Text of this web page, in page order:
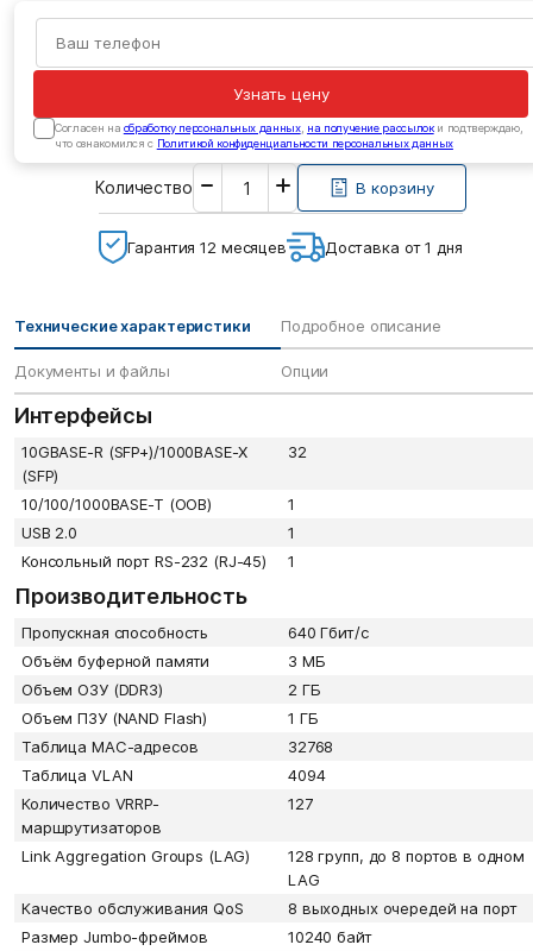
Узнать цену
Cогласен на обработку персональных данных, на получение рассылоки подтверждаю,
что ознакомился с Политикой конфиденциальности персональных данных
Количество
Введите
необходимое
количество
В корзину
Гарантия 12 месяцев Доставка от 1 дня
Технические характеристики Подробное описание
Документы и файлы Опции
Интерфейсы
10GBASE-R (SFP+)/1000BASE-X
(SFP)
32
10/100/1000BASE-T (OOB)
1
USB 2.0
1
Консольный порт RS-232 (RJ-45)
1
Производительность
Пропускная способность
640 Гбит/с
Объём буферной памяти
3 МБ
Объем ОЗУ (DDR3)
2 ГБ
Объем ПЗУ (NAND Flash)
1 ГБ
Таблица MAC-адресов
32768
Таблица VLAN
4094
Количество VRRP-
маршрутизаторов
127
Link Aggregation Groups (LAG)
128 групп, до 8 портов в одном
LAG
Качество обслуживания QoS
8 выходных очередей на порт
Размер Jumbo-фреймов
10240 байт